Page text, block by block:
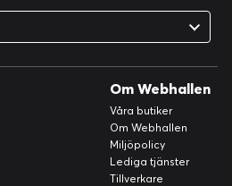
Om Webhallen
Våra butiker
Om Webhallen
Miljöpolicy
Lediga tjänster
Tillverkare